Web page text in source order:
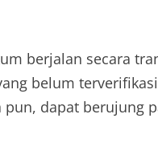
berjalan secara
belum
dapat berujung